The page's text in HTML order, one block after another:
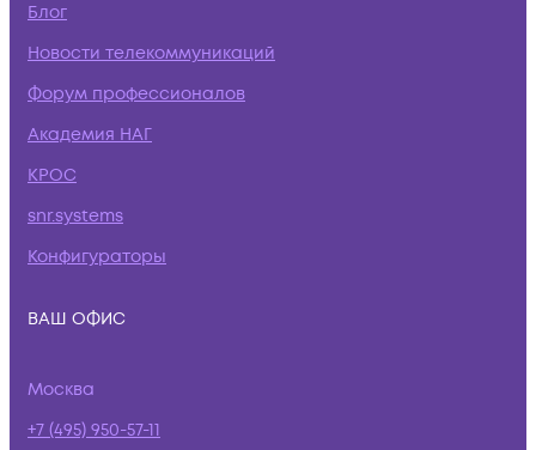
Блог
Новости телекоммуникаций
Форум профессионалов
Академия НАГ
КРОС
snr.systems
Конфигураторы
ВАШ ОФИС
Москва
+7 (495) 950-57-11